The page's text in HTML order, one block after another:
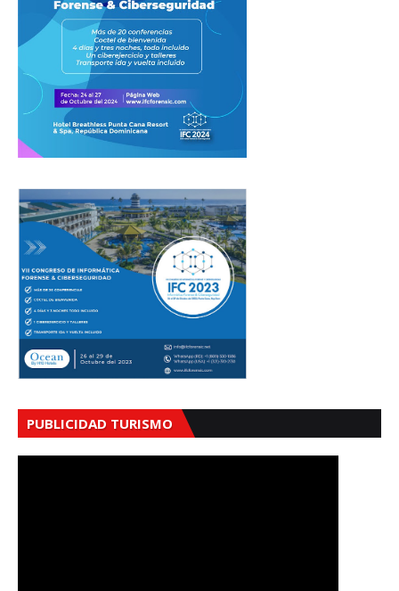
PUBLICIDAD TURISMO